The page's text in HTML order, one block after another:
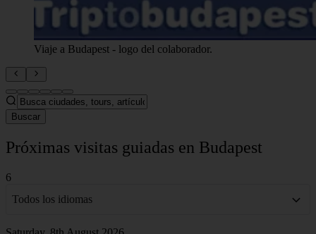
Viaje a Budapest - logo del colaborador.
Buscar
Próximas visitas guiadas en Budapest
6
Todos los idiomas